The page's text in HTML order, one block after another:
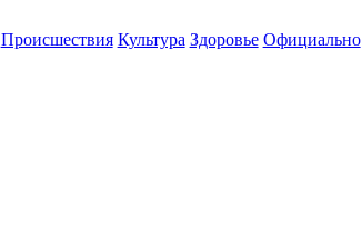
Происшествия Культура Здоровье Официально